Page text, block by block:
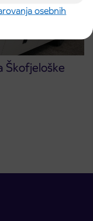
osebnih
Škofjeloške